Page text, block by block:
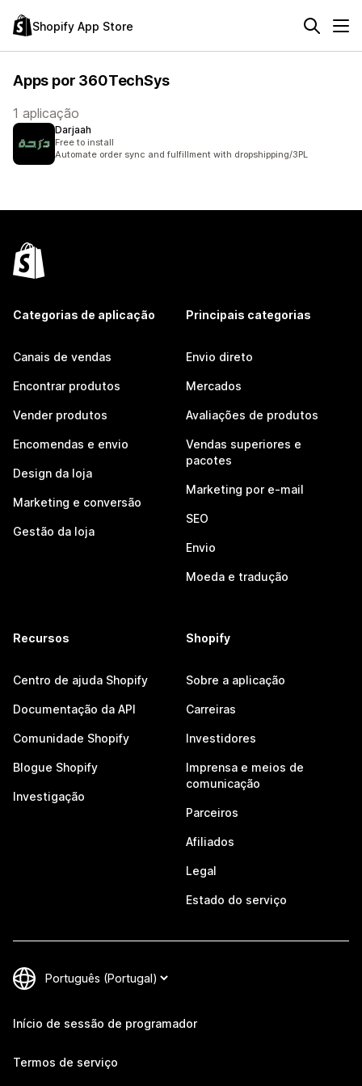
Shopify App Store
Apps por 360TechSys
1 aplicação
Darjaah
Free to install
Automate order sync and fulfillment with dropshipping/3PL
Categorias de aplicação
Canais de vendas
Encontrar produtos
Vender produtos
Encomendas e envio
Design da loja
Marketing e conversão
Gestão da loja
Principais categorias
Envio direto
Mercados
Avaliações de produtos
Vendas superiores e
pacotes
Marketing por e-mail
SEO
Envio
Moeda e tradução
Recursos
Centro de ajuda Shopify
Documentação da API
Comunidade Shopify
Blogue Shopify
Investigação
Shopify
Sobre a aplicação
Carreiras
Investidores
Imprensa e meios de
comunicação
Parceiros
Afiliados
Legal
Estado do serviço
Início de sessão de programador
Termos de serviço